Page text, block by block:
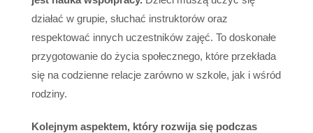
działać w grupie, słuchać instruktorów oraz
respektować innych uczestników zajęć. To doskonałe
przygotowanie do życia społecznego, które przekłada
się na codzienne relacje zarówno w szkole, jak i wśród
rodziny.
Kolejnym aspektem, który rozwija się podczas